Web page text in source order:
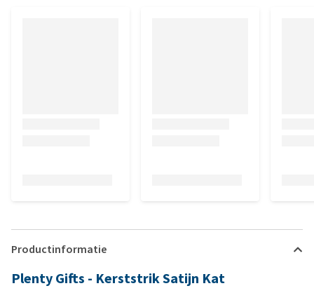
Productinformatie
Plenty Gifts - Kerststrik Satijn Kat